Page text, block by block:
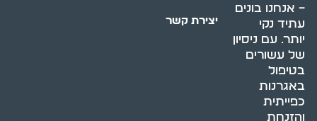
– אנחנו בונים
עתיד נקי
יותר. עם ניסיון
של עשורים
בטיפול
באגרנות
כפייתית
והזנחת
יצירת קשר